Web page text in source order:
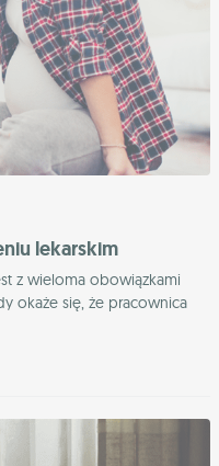
lekarskim
z wieloma obowiązkami
okaże się, że pracownica